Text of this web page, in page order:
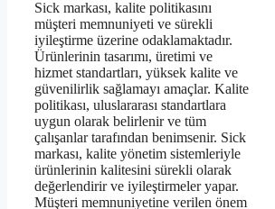
Sick markası, kalite politikasını
müşteri memnuniyeti ve sürekli
iyileştirme üzerine odaklamaktadır.
Ürünlerinin tasarımı, üretimi ve
hizmet standartları, yüksek kalite ve
güvenilirlik sağlamayı amaçlar. Kalite
politikası, uluslararası standartlara
uygun olarak belirlenir ve tüm
çalışanlar tarafından benimsenir. Sick
markası, kalite yönetim sistemleriyle
ürünlerinin kalitesini sürekli olarak
değerlendirir ve iyileştirmeler yapar.
Müşteri memnuniyetine verilen önem